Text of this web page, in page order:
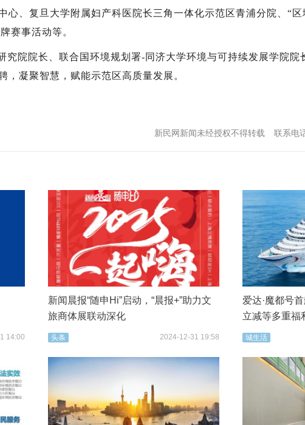
心、复旦大学附属妇产科医院长三角一体化示范区青浦分院、“
赛事活动等。
究院院长、联合国环境规划署-同济大学环境与可持续发展学院院
，凝聚智慧，赋能示范区高质量发展。
联系电
新民网新闻未经授权不得转载
14:00
新闻晨报“随申Hi”启动，“晨报+”助力文
旅商体展联动深化
头条 2024-12-31 19:58
爱达·魔都号
立减等多重福
城生活